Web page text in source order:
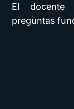
El docente
preguntas